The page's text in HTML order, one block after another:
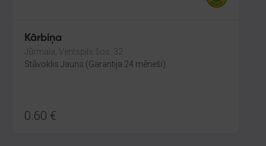
Kārbiņa
Jūrmala, Ventspils šos. 32
Stāvoklis Jauns (Garantija 24 mēneši)
0.60 €